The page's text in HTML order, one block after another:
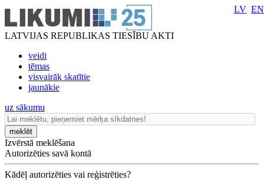
LATVIJAS REPUBLIKAS TIESĪBU AKTI
veidi
tēmas
visvairāk skatītie
jaunākie
LV EN
uz sākumu
meklēt
Izvērstā meklēšana
Autorizēties savā kontā
Kādēļ autorizēties vai reģistrēties?